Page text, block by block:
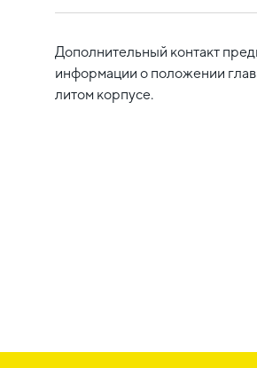
Дополнительный контакт
информации о положении
литом корпусе.